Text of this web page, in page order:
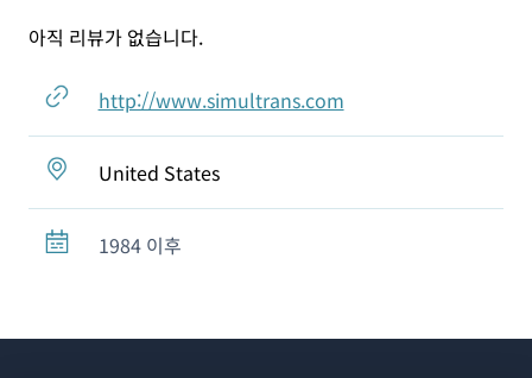
아직 리뷰가 없습니다.
http://www.simultrans.com
United States
1984 이후